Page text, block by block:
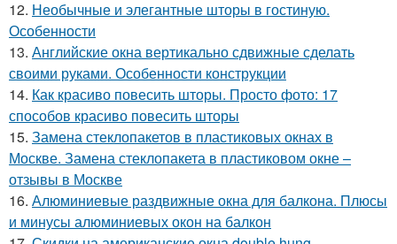
12. Необычные и элегантные шторы в гостиную.
Особенности
13. Английские окна вертикально сдвижные сделать
своими руками. Особенности конструкции
14. Как красиво повесить шторы. Просто фото: 17
способов красиво повесить шторы
15. Замена стеклопакетов в пластиковых окнах в
Москве. Замена стеклопакета в пластиковом окне –
отзывы в Москве
16. Алюминиевые раздвижные окна для балкона. Плюсы
и минусы алюминиевых окон на балкон